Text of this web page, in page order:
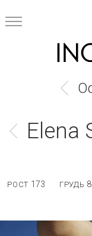
Elena
РОСТ 173 ГРУДЬ